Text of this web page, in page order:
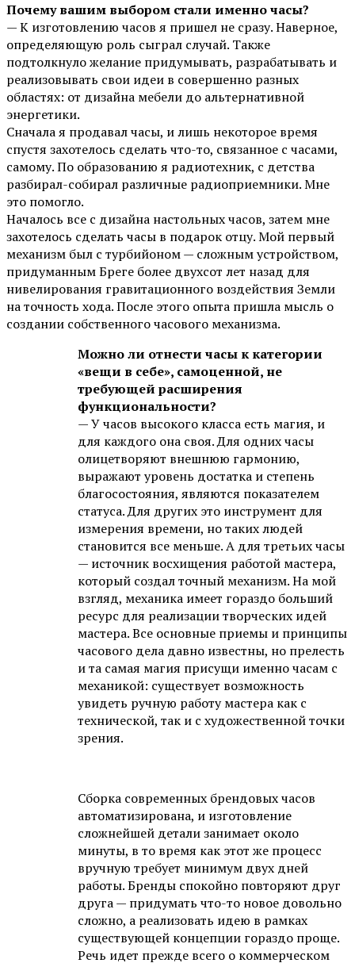
Почему вашим выбором стали именно часы?
— К изготовлению часов я пришел не сразу. Наверное,
определяющую роль сыграл случай. Также
подтолкнуло желание придумывать, разрабатывать и
реализовывать свои идеи в совершенно разных
областях: от дизайна мебели до альтернативной
энергетики.
Сначала я продавал часы, и лишь некоторое время
спустя захотелось сделать что-то, связанное с часами,
самому. По образованию я радиотехник, с детства
разбирал-собирал различные радиоприемники. Мне
это помогло.
Началось все с дизайна настольных часов, затем мне
захотелось сделать часы в подарок отцу. Мой первый
механизм был с турбийоном — сложным устройством,
придуманным Бреге более двухсот лет назад для
нивелирования гравитационного воздействия Земли
на точность хода. После этого опыта пришла мысль о
создании собственного часового механизма.
Можно ли отнести часы к категории
«вещи в себе», самоценной, не
требующей расширения
функциональности?
— У часов высокого класса есть магия, и
для каждого она своя. Для одних часы
олицетворяют внешнюю гармонию,
выражают уровень достатка и степень
благосостояния, являются показателем
статуса. Для других это инструмент для
измерения времени, но таких людей
становится все меньше. А для третьих часы
— источник восхищения работой мастера,
который создал точный механизм. На мой
взгляд, механика имеет гораздо больший
ресурс для реализации творческих идей
мастера. Все основные приемы и принципы
часового дела давно известны, но прелесть
и та самая магия присущи именно часам с
механикой: существует возможность
увидеть ручную работу мастера как с
технической, так и с художественной точки
зрения.
Сборка современных брендовых часов
автоматизирована, и изготовление
сложнейшей детали занимает около
минуты, в то время как этот же процесс
вручную требует минимум двух дней
работы. Бренды спокойно повторяют друг
друга — придумать что-то новое довольно
сложно, а реализовать идею в рамках
существующей концепции гораздо проще.
Речь идет прежде всего о коммерческом